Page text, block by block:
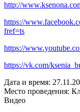
http://
https://
fref=ts
https://
https://vk.com/
Дата и время:
Место проведения:
Видео